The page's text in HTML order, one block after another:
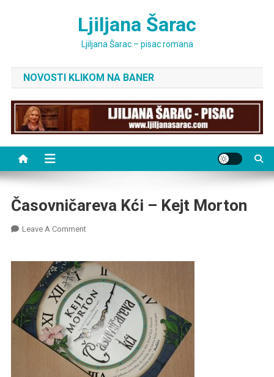
Ljiljana Šarac
Ljiljana Šarac – pisac romana
NOVOSTI KLIKOM NA BANER
Časovničareva Kći – Kejt Morton
Leave A CommentOn
Kejt
Morton